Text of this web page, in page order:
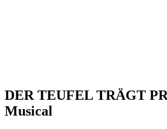
DER TEUFEL TRÄGT
Musical